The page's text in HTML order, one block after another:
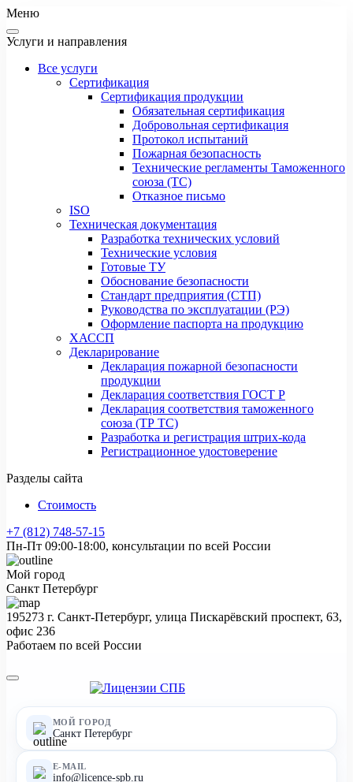
Меню
Услуги и направления
Все услуги
Сертификация
Сертификация продукции
Обязательная сертификация
Добровольная сертификация
Протокол испытаний
Пожарная безопасность
Технические регламенты Таможенного
союза (ТС)
Отказное письмо
ISO
Техническая документация
Разработка технических условий
Технические условия
Готовые ТУ
Обоснование безопасности
Стандарт предприятия (СТП)
Руководства по эксплуатации (РЭ)
Оформление паспорта на продукцию
ХАССП
Декларирование
Декларация пожарной безопасности
продукции
Декларация соответствия ГОСТ Р
Декларация соответствия таможенного
союза (ТР ТС)
Разработка и регистрация штрих-кода
Регистрационное удостоверение
Разделы сайта
Стоимость
+7 (812) 748-57-15
Пн-Пт 09:00-18:00, консультации по всей России
Мой город
Санкт Петербург
195273 г. Санкт-Петербург, улица Пискарёвский проспект, 63,
офис 236
Работаем по всей России
МОЙ ГОРОД
Санкт Петербург
E-MAIL
info@licence-spb.ru